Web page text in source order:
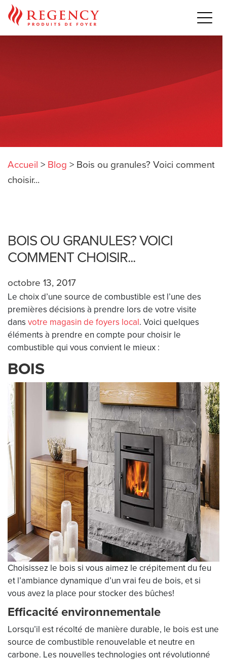
Accueil > Blog > Bois ou granules? Voici comment
choisir...
BOIS OU GRANULES? VOICI
COMMENT CHOISIR...
octobre 13, 2017
Le choix d’une source de combustible est l’une des
premières décisions à prendre lors de votre visite
dans votre magasin de foyers local. Voici quelques
éléments à prendre en compte pour choisir le
combustible qui vous convient le mieux :
BOIS
Choisissez le bois si vous aimez le crépitement du feu
et l’ambiance dynamique d’un vrai feu de bois, et si
vous avez la place pour stocker des bûches!
Efficacité environnementale
Lorsqu’il est récolté de manière durable, le bois est une
source de combustible renouvelable et neutre en
carbone. Les nouvelles technologies ont révolutionné